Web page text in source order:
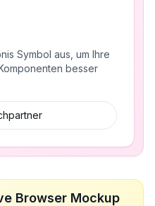
Symbol aus, um Ihre
besser
Browser Mockup